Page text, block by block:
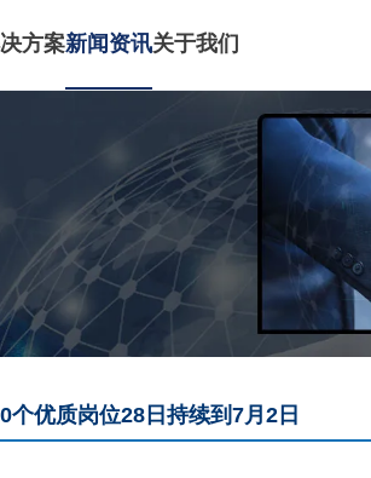
方案新闻资讯关于我们
优质岗位28日持续到7月2日